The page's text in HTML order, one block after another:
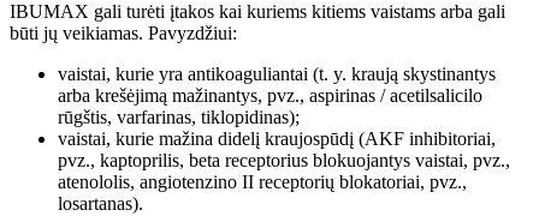
IBUMAX gali turėti įtakos kai kuriems kitiems vaistams arba gali
būti jų veikiamas. Pavyzdžiui:
vaistai, kurie yra antikoaguliantai (t. y. kraują skystinantys
arba krešėjimą mažinantys, pvz., aspirinas / acetilsalicilo
rūgštis, varfarinas, tiklopidinas);
vaistai, kurie mažina didelį kraujospūdį (AKF inhibitoriai,
pvz., kaptoprilis, beta receptorius blokuojantys vaistai, pvz.,
atenololis, angiotenzino II receptorių blokatoriai, pvz.,
losartanas).